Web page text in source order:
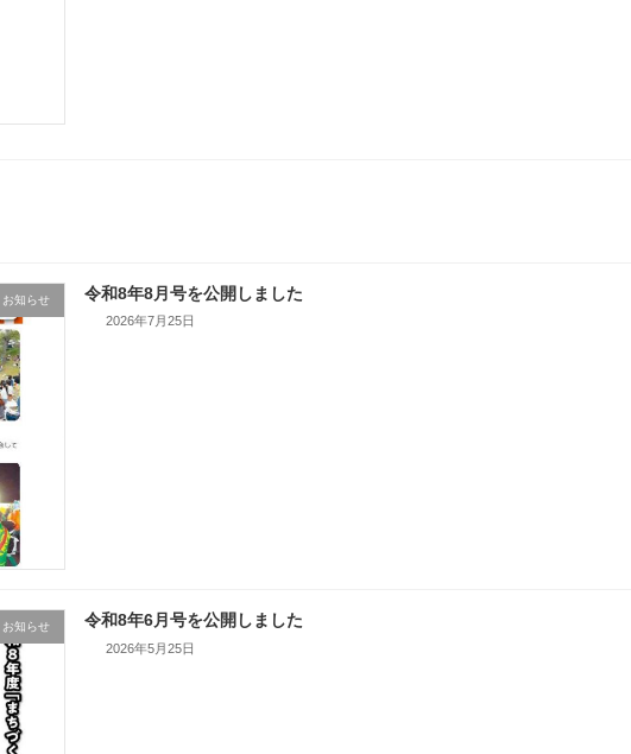
お知らせ 令和8年8月号を公開しました
2026年7月25日
お知らせ 令和8年6月号を公開しました
2026年5月25日